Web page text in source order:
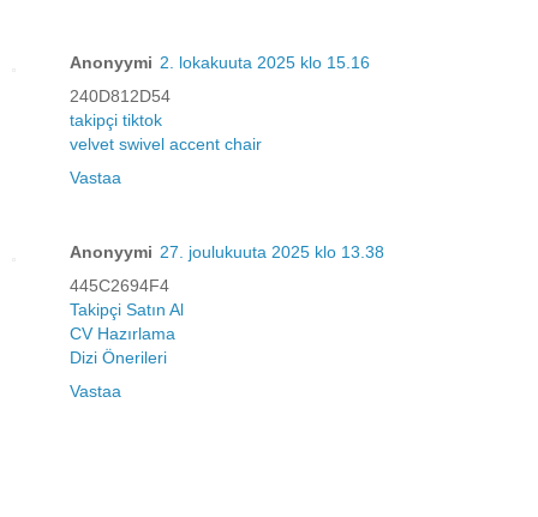
Anonyymi 2. lokakuuta 2025 klo 15.16
240D812D54
takipçi tiktok
velvet swivel accent chair
Vastaa
Anonyymi 27. joulukuuta 2025 klo 13.38
445C2694F4
Takipçi Satın Al
CV Hazırlama
Dizi Önerileri
Vastaa